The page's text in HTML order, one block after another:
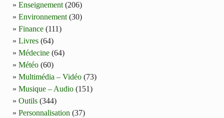
Enseignement (206)
Environnement (30)
Finance (111)
Livres (64)
Médecine (64)
Météo (60)
Multimédia – Vidéo (73)
Musique – Audio (151)
Outils (344)
Personnalisation (37)